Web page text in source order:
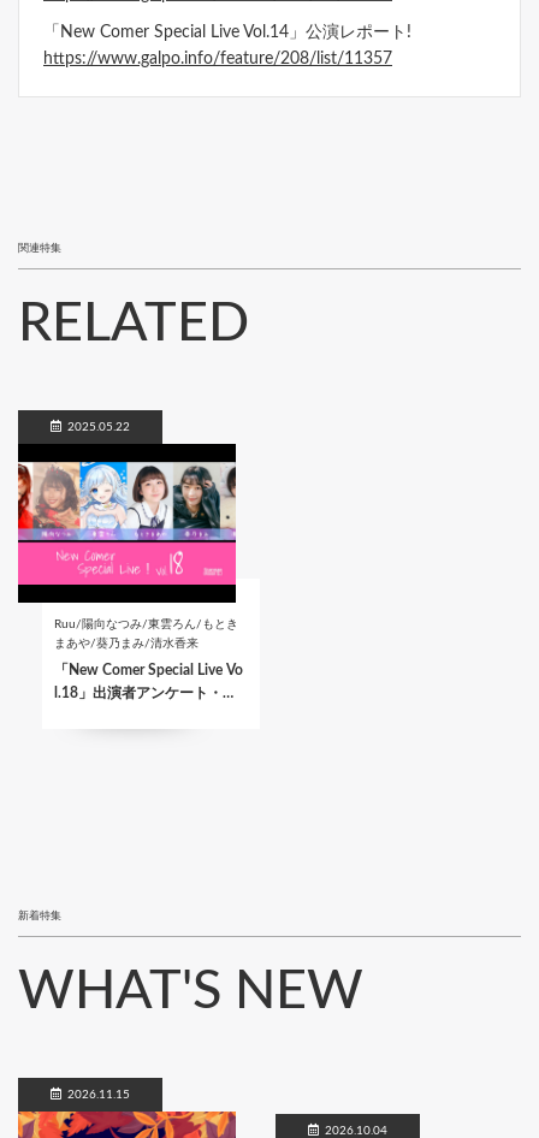
「New Comer Special Live Vol.14」公演レポート!
https://www.galpo.info/feature/208/list/11357
関連特集
RELATED
2025.05.22
Ruu/陽向なつみ/東雲ろん/もとき
まあや/葵乃まみ/清水香来
「New Comer Special Live Vo
l.18」出演者アンケート・…
新着特集
WHAT'S NEW
2026.11.15
2026.10.04